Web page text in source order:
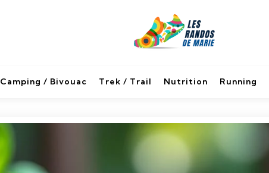
Camping / Bivouac Trek / Trail Nutrition Running